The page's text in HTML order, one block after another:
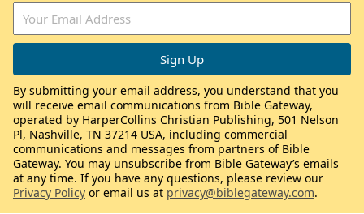
By submitting your email address, you understand that you
will receive email communications from Bible Gateway,
operated by HarperCollins Christian Publishing, 501 Nelson
Pl, Nashville, TN 37214 USA, including commercial
communications and messages from partners of Bible
Gateway. You may unsubscribe from Bible Gateway’s emails
at any time. If you have any questions, please review our
Privacy Policy or email us at privacy@biblegateway.com.